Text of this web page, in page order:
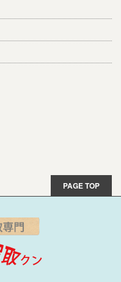
PAGE TOP